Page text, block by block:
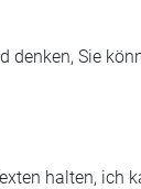
Sie
halten,